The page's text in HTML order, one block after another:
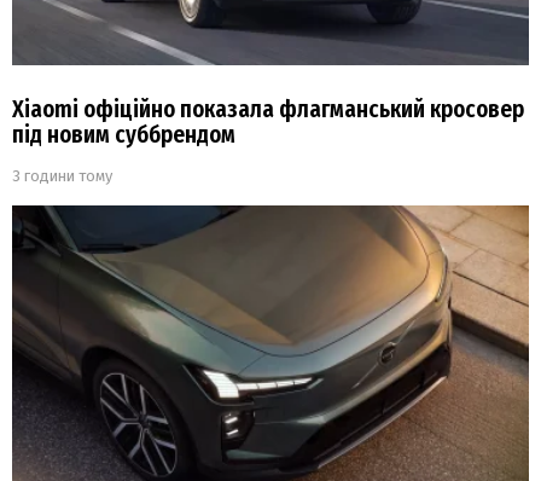
Xiaomi офіційно показала флагманський кросовер
під новим суббрендом
3 години тому